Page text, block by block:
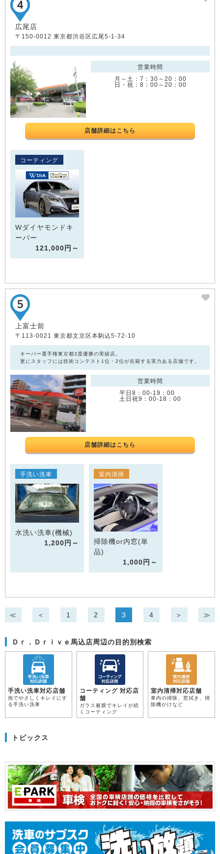
広尾店
〒150-0012 東京都渋谷区広尾5-1-34
営業時間
月～土：7：30～20：00
日・祝：8：00～20：00
店舗詳細はこちら
コーティング
Wダイヤモンドキ
ーパー
121,000円～
上富士前
〒113-0021 東京都文京区本駒込5-72-10
キーパー選手権東京都3度優勝の実績店。
更にスタッフには技術コンテスト1位・2位が在籍する実力ある店舗です。
営業時間
平日8：00‐19：00
土日祝9：00‐18：00
店舗詳細はこちら
手洗い洗車
水洗い洗車(機械)
1,200円～
室内清掃
掃除機or内窓(単
品)
1,000円～
≪ ＜ 1 2 3 4 ＞ ≫
Ｄｒ．Ｄｒｉｖｅ馬込店周辺の目的別検索
手洗い洗車対応店舗
泡でやさしくキレイにす
る手洗い洗車
コーティング 対応店
舗
ガラス被膜でキレイが続
くコーティング
室内清掃対応店舗
車内の掃除、窓拭き、掃
除機がけなど
トピックス